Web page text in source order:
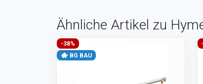
Ähnliche Artikel zu
-38%
BG BAU